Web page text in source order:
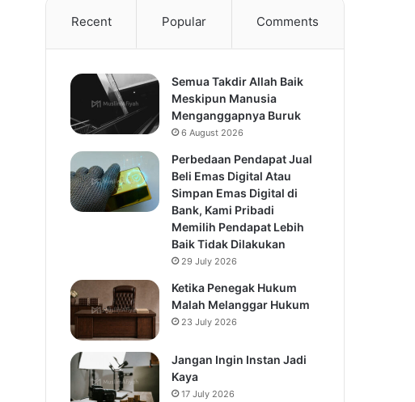
Recent Popular Comments
Semua Takdir Allah Baik
Meskipun Manusia
Menganggapnya Buruk
6 August 2026
Perbedaan Pendapat Jual
Beli Emas Digital Atau
Simpan Emas Digital di
Bank, Kami Pribadi
Memilih Pendapat Lebih
Baik Tidak Dilakukan
29 July 2026
Ketika Penegak Hukum
Malah Melanggar Hukum
23 July 2026
Jangan Ingin Instan Jadi
Kaya
17 July 2026